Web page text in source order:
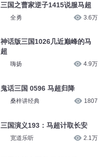
三国之曹家逆子1415说服马超
全勇 3.6万
神话版三国1026几近巅峰的马
超
嗨扬 4.9万
鬼话三国 0596 马超归降
桑梓讲经典 1807
三国演义193：马超计取长安
宽道乐听 2.1万